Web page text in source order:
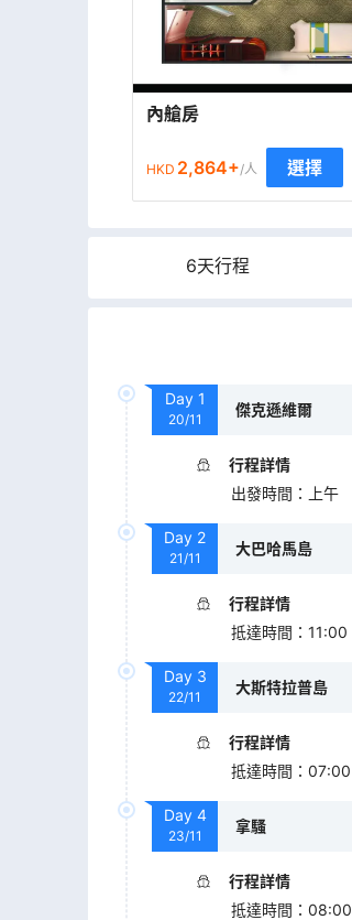
內艙房
HKD 2,864+/人 選擇
6天行程
Day 1
20/11
傑克遜維爾
行程詳情
出發時間 ： 上午
Day 2
21/11
大巴哈馬島
行程詳情
抵達時間 ： 11:00
Day 3
22/11
大斯特拉普島
行程詳情
抵達時間 ： 07:00
Day 4
23/11
拿騷
行程詳情
抵達時間 ： 08:00